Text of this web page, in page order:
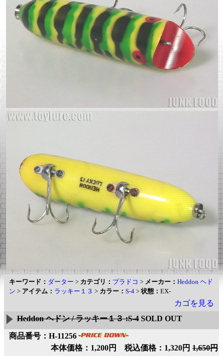
キーワード： ダーター > カテゴリ： プラドコ > メーカー： Heddon ヘド
ン > アイテム： ラッキー１３ > カラー： S-4 >状態： EX-
カゴを見る
Heddon ヘドン / ラッキー１３ :S-4 SOLD OUT
商品番号：H-11256
本体価格：1,200円 税込価格：1,320円 1,650円